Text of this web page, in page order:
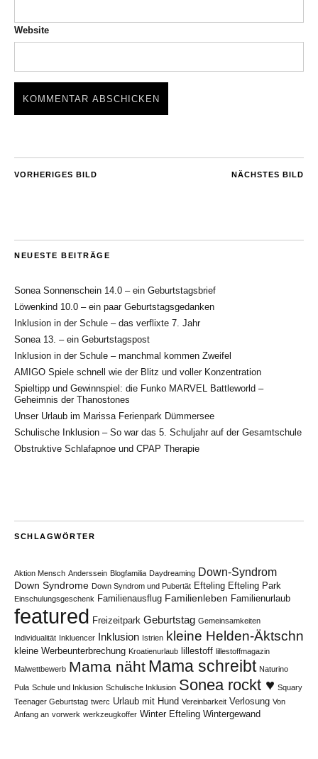
Website
NÄCHSTES BILD
VORHERIGES BILD
NEUESTE BEITRÄGE
Sonea Sonnenschein 14.0 – ein Geburtstagsbrief
Löwenkind 10.0 – ein paar Geburtstagsgedanken
Inklusion in der Schule – das verflixte 7. Jahr
Sonea 13. – ein Geburtstagspost
Inklusion in der Schule – manchmal kommen Zweifel
AMIGO Spiele schnell wie der Blitz und voller Konzentration
Spieltipp und Gewinnspiel: die Funko MARVEL Battleworld –
Geheimnis der Thanostones
Unser Urlaub im Marissa Ferienpark Dümmersee
Schulische Inklusion – So war das 5. Schuljahr auf der Gesamtschule
Obstruktive Schlafapnoe und CPAP Therapie
SCHLAGWÖRTER
Aktion Mensch Anderssein Blogfamilia Daydreaming Down-Syndrom
Down Syndrome Down Syndrom und Pubertät Efteling Efteling Park
Einschulungsgeschenk Familienausflug Familienleben Familienurlaub
featured Freizeitpark Geburtstag Gemeinsamkeiten
Individualität Inkluencer Inklusion Istrien kleine Helden-Äktschn
kleine Werbeunterbrechung Kroatienurlaub lillestoff lillestoffmagazin
Malwettbewerb Mama näht Mama schreibt Naturino
Pula Schule und Inklusion Schulische Inklusion Sonea rockt ♥ Squary
Teenager Geburtstag twerc Urlaub mit Hund Vereinbarkeit Verlosung Von
Anfang an vorwerk werkzeugkoffer Winter Efteling Wintergewand